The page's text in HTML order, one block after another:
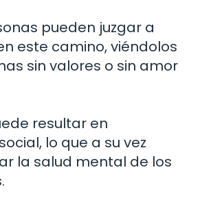
pueden juzgar a
este camino, viéndolos
sin valores o sin amor
resultar en
lo que a su vez
la salud mental de los